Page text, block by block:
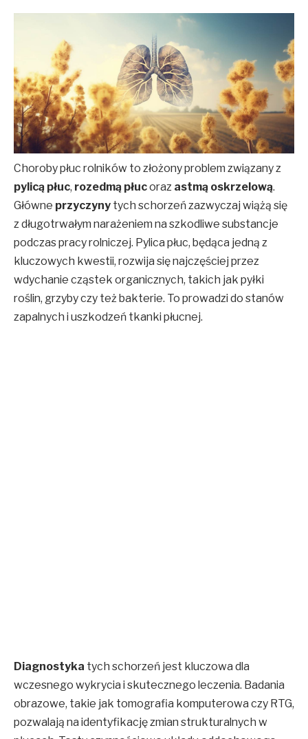
Choroby płuc rolników to złożony problem związany z
pylicą płuc, rozedmą płucoraz astmą oskrzelową.
Główne przyczyny tych schorzeń zazwyczaj wiążą się
z długotrwałym narażeniem na szkodliwe substancje
podczas pracy rolniczej. Pylica płuc, będąca jedną z
kluczowych kwestii, rozwija się najczęściej przez
wdychanie cząstek organicznych, takich jak pyłki
roślin, grzyby czy też bakterie. To prowadzi do stanów
zapalnych i uszkodzeń tkanki płucnej.
Diagnostyka tych schorzeń jest kluczowa dla
wczesnego wykrycia i skutecznego leczenia. Badania
obrazowe, takie jak tomografia komputerowa czy RTG,
pozwalają na identyfikację zmian strukturalnych w